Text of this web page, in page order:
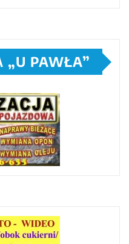
„U PAWŁA”